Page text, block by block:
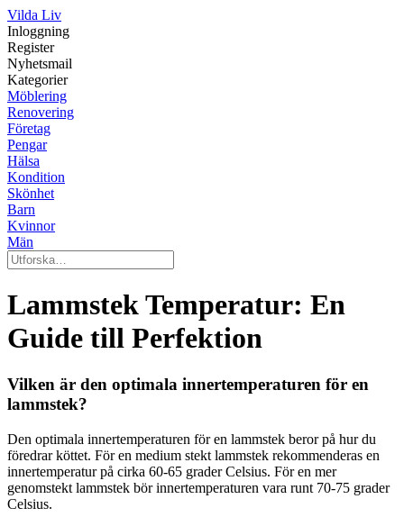
Vilda Liv
Inloggning
Register
Nyhetsmail
Kategorier
Möblering
Renovering
Företag
Pengar
Hälsa
Kondition
Skönhet
Barn
Kvinnor
Män
Lammstek Temperatur: En
Guide till Perfektion
Vilken är den optimala innertemperaturen för en
lammstek?
Den optimala innertemperaturen för en lammstek beror på hur du
föredrar köttet. För en medium stekt lammstek rekommenderas en
innertemperatur på cirka 60-65 grader Celsius. För en mer
genomstekt lammstek bör innertemperaturen vara runt 70-75 grader
Celsius.